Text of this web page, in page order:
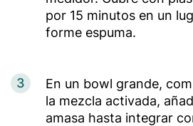
por 15 minutos en un
forme espuma.
3
En un bowl grande,
la mezcla activada,
amasa hasta integrar